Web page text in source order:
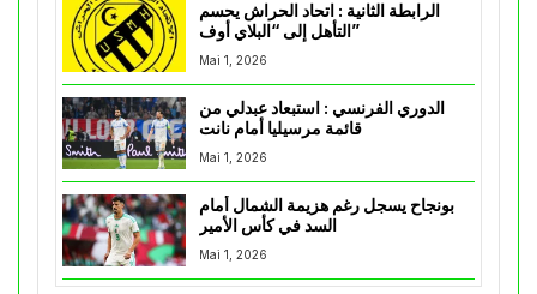
الرابطة الثانية : اتحاد الحراش يحسم
التأهل إلى “البلاي أوف”
Mai 1, 2026
الدوري الفرنسي : استبعاد عبدلي من
قائمة مرسيليا أمام نانت
Mai 1, 2026
بونجاح يسجل رغم هزيمة الشمال أمام
السد في كأس الأمير
Mai 1, 2026